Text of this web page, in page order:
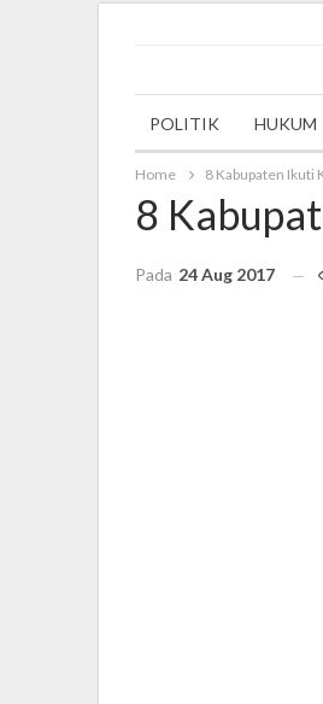
POLITIK HUKUM
Home 8 Kabupaten Ikuti
8
Pada 24 Aug 2017